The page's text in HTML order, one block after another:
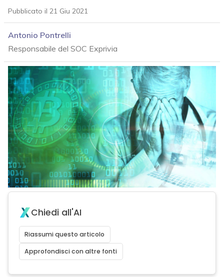
Pubblicato il 21 Giu 2021
Antonio Pontrelli
Responsabile del SOC Exprivia
Chiedi all'AI
Riassumi questo articolo
Approfondisci con altre fonti